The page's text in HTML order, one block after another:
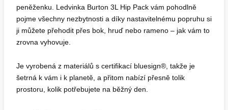
peněženku. Ledvinka Burton 3L Hip Pack vám pohodlně
pojme všechny nezbytnosti a díky nastavitelnému popruhu si
ji můžete přehodit přes bok, hruď nebo rameno – jak vám to
zrovna vyhovuje.
Je vyrobená z materiálů s certifikací bluesign®, takže je
šetrná k vám i k planetě, a přitom nabízí přesně tolik
prostoru, kolik potřebujete na běžný den.